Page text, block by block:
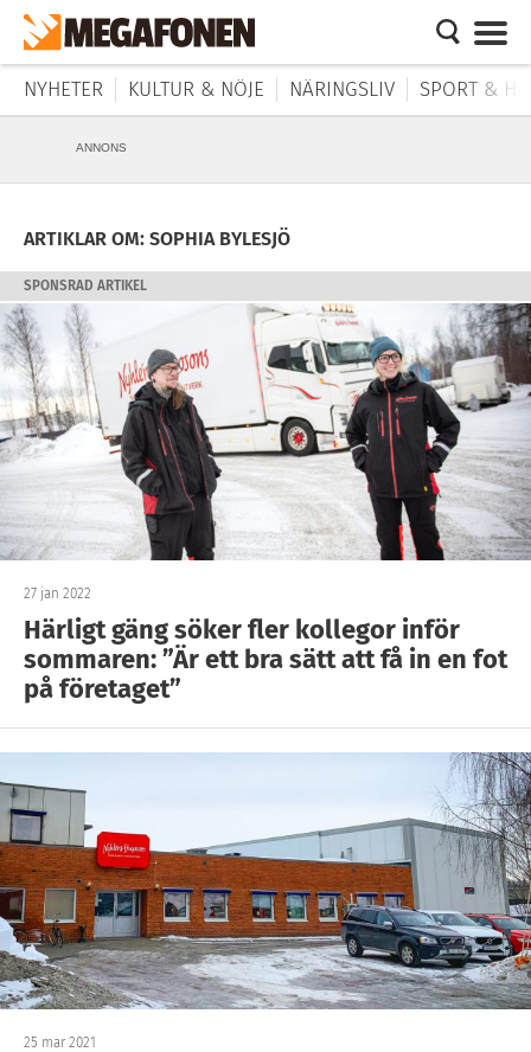
NYHETER KULTUR & NÖJE NÄRINGSLIV SPORT &
ANNONS
ARTIKLAR OM: SOPHIA BYLESJÖ
SPONSRAD ARTIKEL
27 jan 2022
Härligt gäng söker fler kollegor inför
sommaren: ”Är ett bra sätt att få in en fot
på företaget”
25 mar 2021